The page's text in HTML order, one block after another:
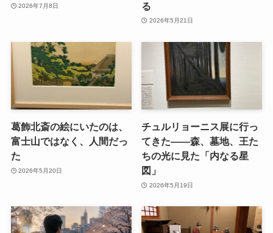
2026年7月8日
る
2026年5月21日
葛飾北斎の絵にいたのは、
富士山ではなく、人間だっ
た
2026年5月20日
チュルリョーニス展に行っ
てきた――森、墓地、王た
ちの光に見た「内なる星
図」
2026年5月19日